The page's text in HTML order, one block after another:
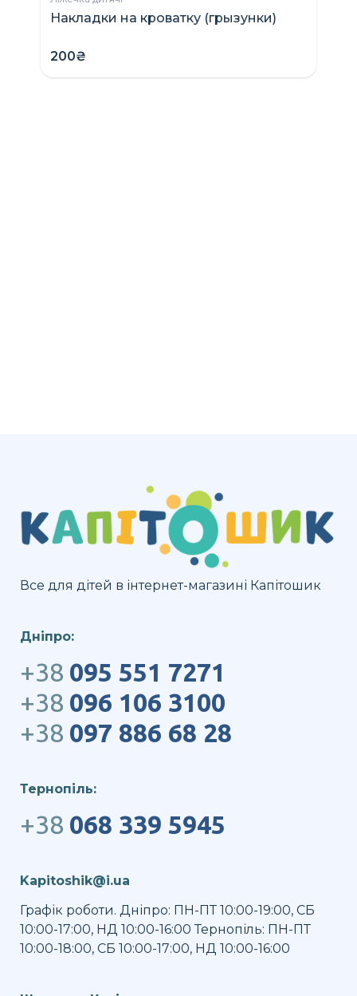
Накладки на кроватку (грызунки)
200₴
Все для дітей в інтернет-магазині Капітошик
Дніпро:
+38 095 551 7271
+38 096 106 3100
+38 097 886 68 28
Тернопіль:
+38 068 339 5945
Kapitoshik@i.ua
Графік роботи. Дніпро: ПН-ПТ 10:00-19:00, СБ
10:00-17:00, НД 10:00-16:00 Тернопіль: ПН-ПТ
10:00-18:00, СБ 10:00-17:00, НД 10:00-16:00